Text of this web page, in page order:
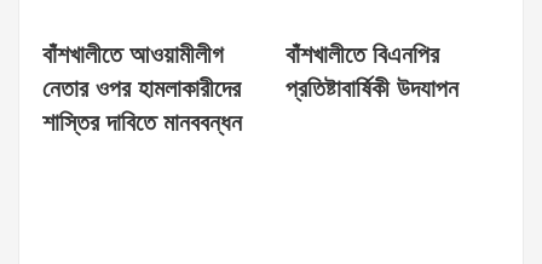
বাঁশখালীতে আওয়ামীলীগ
নেতার ওপর হামলাকারীদের
শাস্তির দাবিতে মানববন্ধন
বাঁশখালীতে বিএনপির
প্রতিষ্টাবার্ষিকী উদযাপন